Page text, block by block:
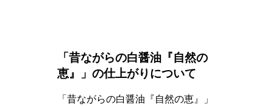
「昔ながらの白醤油『自然の
恵』」の仕上がりについて
「昔ながらの白醤油『自然の恵』」